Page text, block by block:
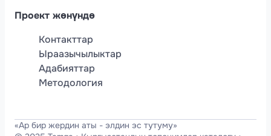
Проект жөнүндө
Контакттар
Ыраазычылыктар
Адабияттар
Методология
«Ар бир жердин аты - элдин эс тутуму»